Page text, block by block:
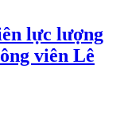
lực lượng
viên Lê